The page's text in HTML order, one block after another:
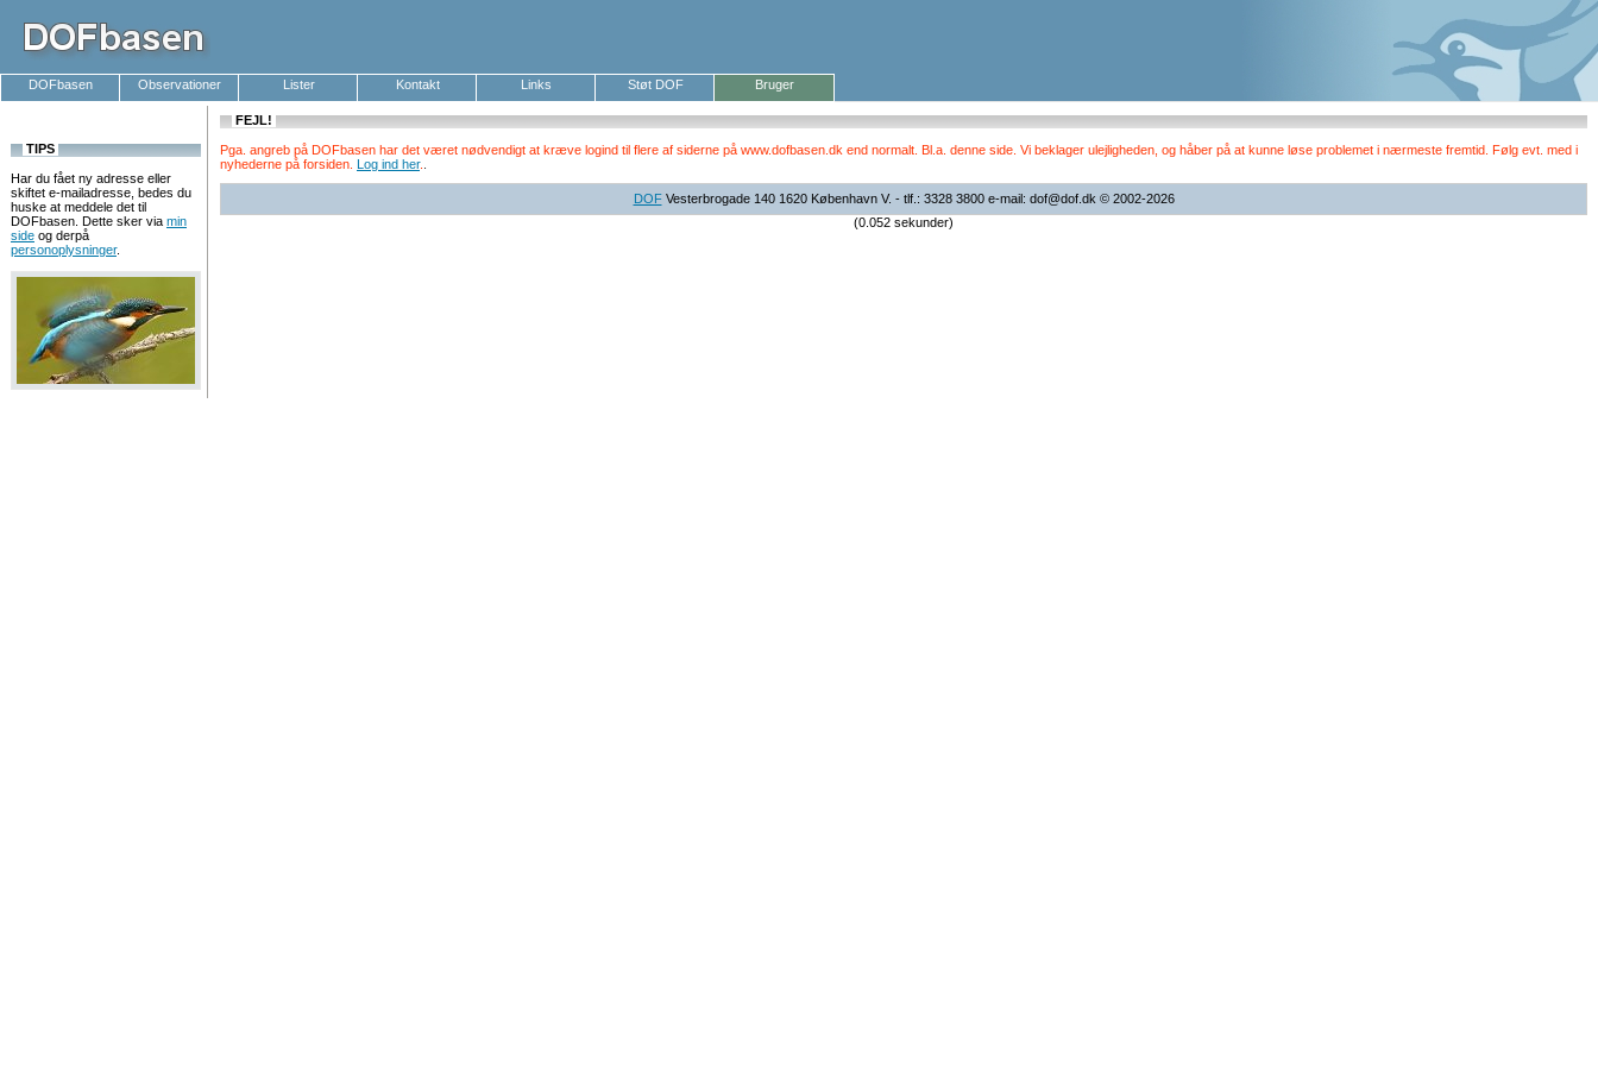
DOFbasen Observationer Lister Kontakt Links Støt DOF Bruger
TIPS
Har du fået ny adresse eller
skiftet e-mailadresse, bedes du
huske at meddele det til
DOFbasen. Dette sker via min
side og derpå
personoplysninger.
FEJL!
Pga. angreb på DOFbasen har det været nødvendigt at kræve logind til flere af siderne på www.dofbasen.dk end normalt. Bl.a. denne side. Vi beklager ulejligheden, og håber på at kunne løse problemet i nærmeste fremtid. Følg evt. med i
nyhederne på forsiden. Log ind her.
DOFVesterbrogade 140 1620 København V. - tlf.: 3328 3800 e-mail: dof@dof.dk © 2002-2026
(0.052 sekunder)